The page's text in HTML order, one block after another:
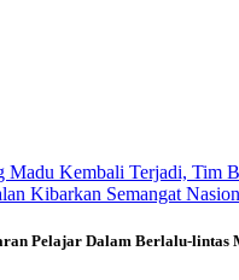
Kembali Terjadi, Tim
Kibarkan Semangat
Pelajar Dalam Berlalu-